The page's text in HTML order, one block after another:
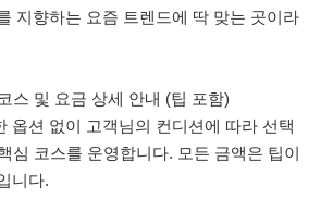
지향하는 요즘 트렌드에 딱 맞는 곳이라
스 및 요금 상세 안내 (팁 포함)
옵션 없이 고객님의 컨디션에 따라 선택
심 코스를 운영합니다. 모든 금액은 팁이
니다.